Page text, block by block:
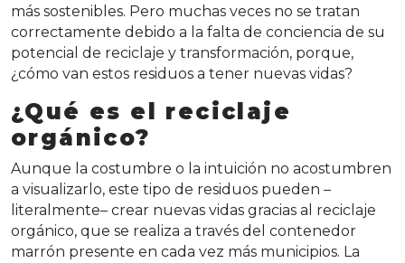
más sostenibles. Pero muchas veces no se tratan
correctamente debido a la falta de conciencia de su
potencial de reciclaje y transformación, porque,
¿cómo van estos residuos a tener nuevas vidas?
¿Qué es el reciclaje
orgánico?
Aunque la costumbre o la intuición no acostumbren
a visualizarlo, este tipo de residuos pueden –
literalmente– crear nuevas vidas gracias al reciclaje
orgánico, que se realiza a través del contenedor
marrón presente en cada vez más municipios. La